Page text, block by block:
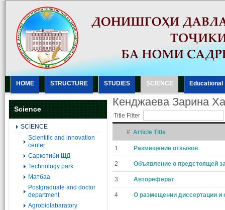
HOME STRUCTURE STUDIES SCIENCE Еducational
Science
SCIENCE
Scientific and innovation
center
Саркотиби ШД
Technology park
Матбаа
Postgraduate and doctor
department
Agrobiolabaratory
Кенджаева Зарина
Title Filter
# Article Title
1 Размещение отзывов
2 Объявление о предстоящей
3 Автореферат
4 О размещении диссертации и